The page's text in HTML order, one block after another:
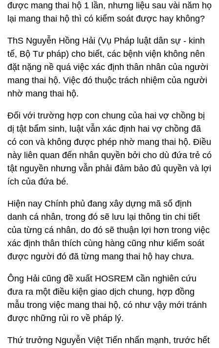
được mang thai hộ 1 lần, nhưng liệu sau vài năm họ
lại mang thai hộ thì có kiểm soát được hay không?
ThS Nguyễn Hồng Hải (Vụ Pháp luật dân sự - kinh
tế, Bộ Tư pháp) cho biết, các bệnh viện không nên
đặt nặng nề quá việc xác định thân nhân của người
mang thai hộ. Việc đó thuộc trách nhiệm của người
nhờ mang thai hộ.
Đối với trường hợp con chung của hai vợ chồng bị
dị tật bẩm sinh, luật vẫn xác định hai vợ chồng đã
có con và không được phép nhờ mang thai hộ. Điều
này liên quan đến nhân quyền bởi cho dù đứa trẻ có
tật nguyền nhưng vẫn phải đảm bảo đủ quyền và lợi
ích của đứa bé.
Hiện nay Chính phủ đang xây dựng mã số định
danh cá nhân, trong đó sẽ lưu lại thông tin chi tiết
của từng cá nhân, do đó sẽ thuận lợi hơn trong việc
xác định thân thích cùng hàng cũng như kiểm soát
được người đó đã từng mang thai hộ hay chưa.
Ông Hải cũng đề xuất HOSREM cần nghiên cứu
đưa ra một điều kiện giao dịch chung, hợp đồng
mẫu trong việc mang thai hộ, có như vậy mới tránh
được những rủi ro về pháp lý.
Thứ trưởng Nguyễn Việt Tiến nhấn mạnh, trước hết